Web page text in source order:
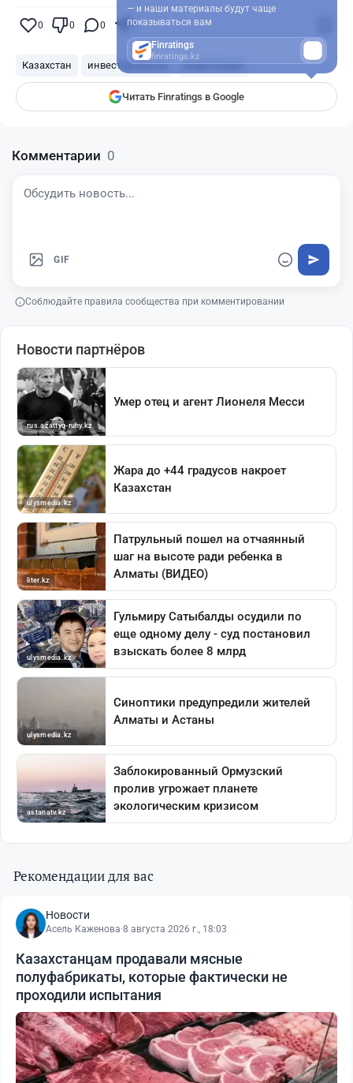
0 0 0 0
Казахстан инвестирование инвестиции
Читать Finratings в Google
— и наши материалы будут чаще
показываться вам
Finratings
finratings.kz
Комментарии 0
GIF
Соблюдайте правила сообщества при комментировании
Рекомендации для вас
Новости
Асель Каженова·8 августа 2026 г., 18:03
Казахстанцам продавали мясные
полуфабрикаты, которые фактически не
проходили испытания